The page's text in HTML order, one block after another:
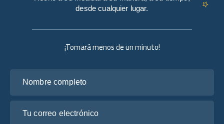
¡Tomará menos de un minuto!
desde cualquier lugar.